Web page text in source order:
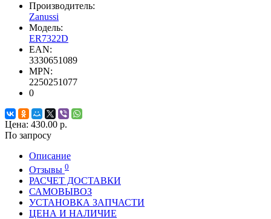
Производитель:
Zanussi
Модель:
ER7322D
EAN:
3330651089
MPN:
2250251077
0
Цена: 430.00 р.
По запросу
Описание
Отзывы 0
РАСЧЕТ ДОСТАВКИ
САМОВЫВОЗ
УСТАНОВКА ЗАПЧАСТИ
ЦЕНА И НАЛИЧИЕ